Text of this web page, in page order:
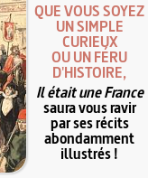
QUE VOUS SOYEZ
UN SIMPLE
CURIEUX
OU UN FÉRU
D'HISTOIRE,
Il était une France
saura vous ravir
par ses récits
abondamment
illustrés !